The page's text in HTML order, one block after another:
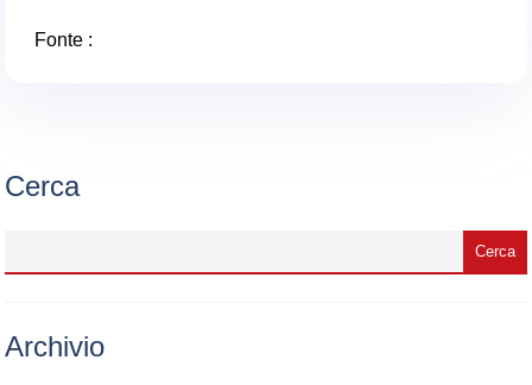
Fonte :
Cerca
Archivio